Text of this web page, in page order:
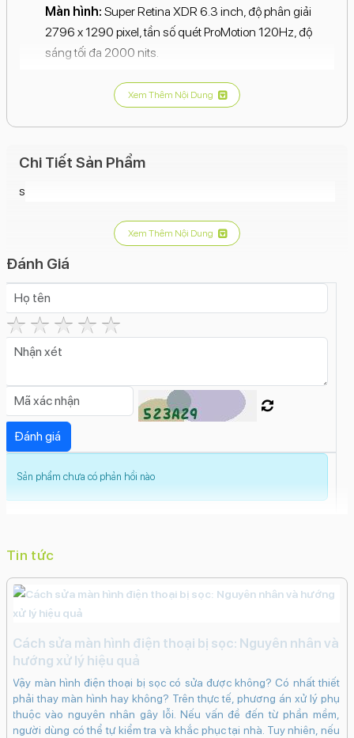
Chi Tiết Sản Phẩm
s
Xem Thêm Nội Dung
Đánh Giá
Sản phẩm chưa có phản hồi nào
Màn hình: Super Retina XDR 6.3 inch, độ phân giải
2796 x 1290 pixel, tần số quét ProMotion 120Hz, độ
sáng tối đa 2000 nits.
Bộ nhớ trong:256GB.
Hệ điều hành:
iOS 18.
Camera góc siêu rộng: 48MP, khẩu độ f/2.2.
Camera tele: 5x, khẩu độ f/2.8.
Camera trước:
Pin:
xem video.
Kết nối:5G, Wi-Fi 6E, Bluetooth 5.3, NFC.
Khung titan siêu bền, nhẹ.
Nút chụp hình chuyên dụng.
Chế độ quay video 4K Dolby Vision, ProRes.
Chống rung quang học, chống rung kỹ thuật số.
Xem Thêm Nội Dung
Tin tức
Cách sửa màn hình điện thoại bị sọc: Nguyên nhân và
hướng xử lý hiệu quả
Vậy màn hình điện thoại bị sọc có sửa được không? Có nhất thiết
phải thay màn hình hay không? Trên thực tế, phương án xử lý phụ
thuộc vào nguyên nhân gây lỗi. Nếu vấn đề đến từ phần mềm,
người dùng có thể tự kiểm tra và khắc phục tại nhà. Tuy nhiên, nếu